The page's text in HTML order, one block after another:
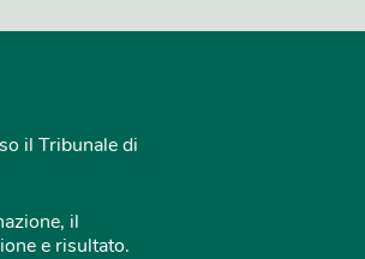
il Tribunale di
il
e risultato.